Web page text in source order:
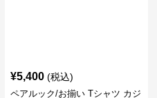
¥5,400 (税込)
ペアルック/お揃い Tシャツ カジ